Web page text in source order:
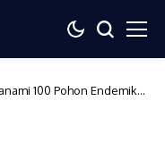
100 Pohon Endemik